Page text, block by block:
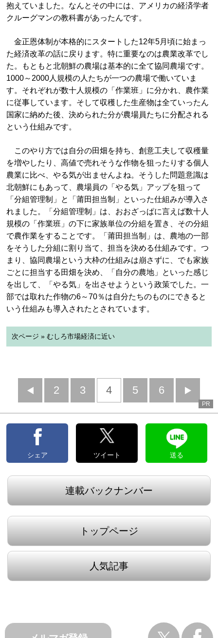
抱えていました。なんとその中には、アメリカの経済学者
クルーグマンの教科書があったんです。
金正恩体制が本格的にスタートした12年5月頃に始まっ
た経済改革の話に戻ります。特に重要なのは農業改革でし
た。もともと北朝鮮の農場は基本的に全て協同農場です。
1000～2000人規模の人たちが一つの農場で働いていま
す。それぞれが数十人規模の「作業班」に分かれ、農作業
に従事しています。そして収穫した生産物は全ていったん
国家に納めた後、決められた分が農場員たちに分配される
という仕組みです。
このやり方では自分の田畑を持ち、創意工夫して収穫量
を増やしたり、高値で売れそうな作物を狙ったりする個人
農業に比べ、やる気が出ませんよね。そうした問題意識は
北朝鮮にもあって、農場員の「やる気」アップを狙って
「分組管理制」と「莆田担当制」といった仕組みが導入さ
れました。「分組管理制」は、おおざっぱに言えば数十人
規模の「作業班」の下に家族単位の分組を置き、その分組
で農作業をすることです。「莆田担当制」は、農地の一部
をそうした分組に割り当て、担当を決める仕組みです。つ
まり、協同農場という大枠の仕組みは崩さずに、でも家族
ごとに担当する田畑を決め、「自分の農地」といった感じ
を出して、「やる気」を出させようという政策でした。一
部では取れた作物の6～70％は自分たちのものにできると
いう仕組みも導入されたとされています。
次ページ » むしろ市場経済に近い
前
へ
2 3 4 5 6
へ
PR
シェア ツイート 送る
連載バックナンバー
トップページ
人気記事